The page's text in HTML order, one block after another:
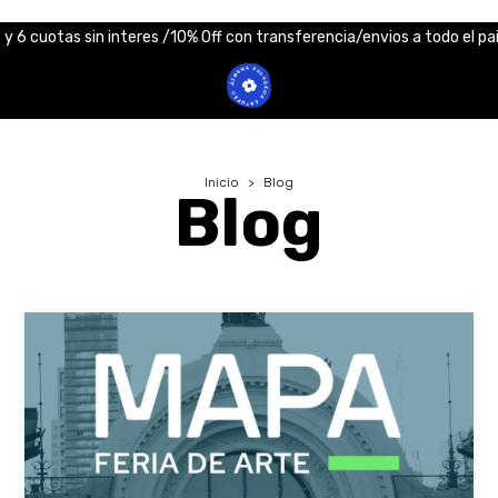
y 6 cuotas sin interes /10% Off con transferencia/envios a todo el
Inicio > Blog
Blog